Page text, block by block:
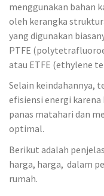
menggunakan bahan
oleh kerangka
yang digunakan
PTFE
atau ETFE (ethylene
Selain keindahannya,
efisiensi energi
panas matahari dan
optimal.
Berikut adalah
harga, harga, dalam
rumah.